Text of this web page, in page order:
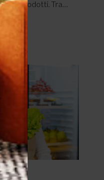
dei prodotti. Tra…